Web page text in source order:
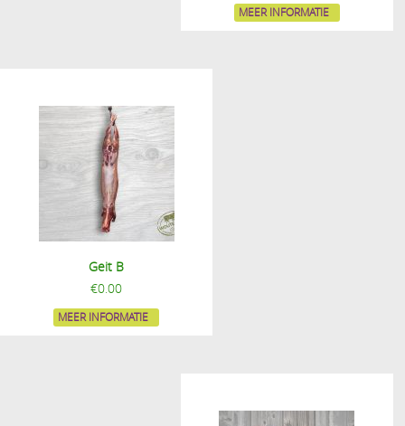
MEER INFORMATIE
Geit B
€0.00
MEER INFORMATIE